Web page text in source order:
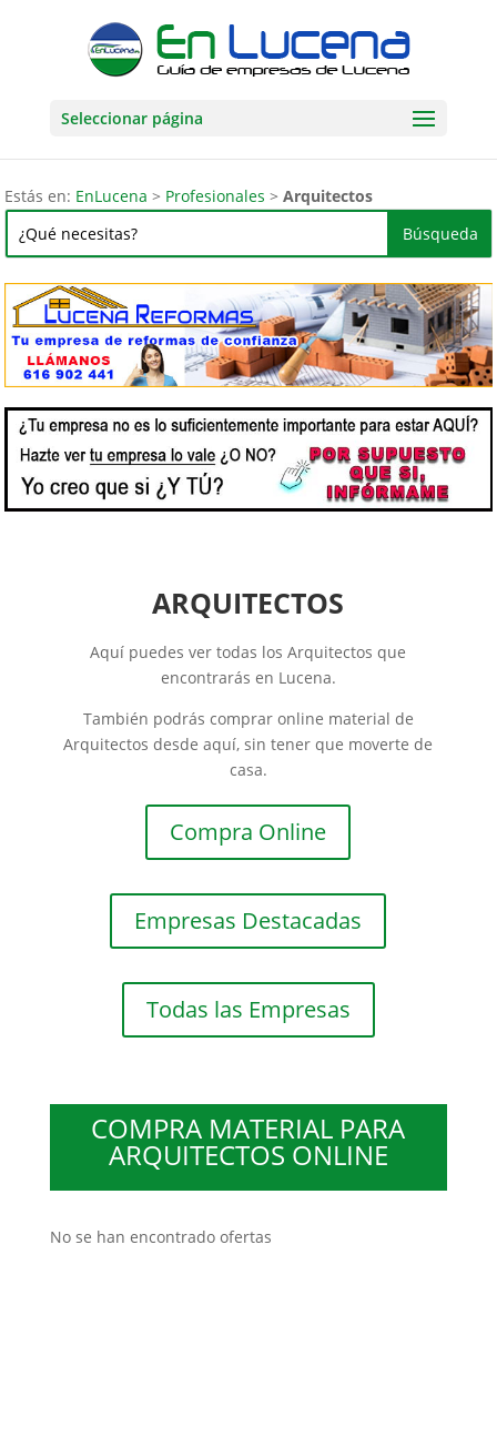
Seleccionar página
Estás en: EnLucena > Profesionales >Arquitectos
ARQUITECTOS
Aquí puedes ver todas los Arquitectos que
encontrarás en Lucena.
También podrás comprar online material de
Arquitectos desde aquí, sin tener que moverte de
casa.
Compra Online
Empresas Destacadas
Todas las Empresas
COMPRA MATERIAL PARA
ARQUITECTOS ONLINE
No se han encontrado ofertas